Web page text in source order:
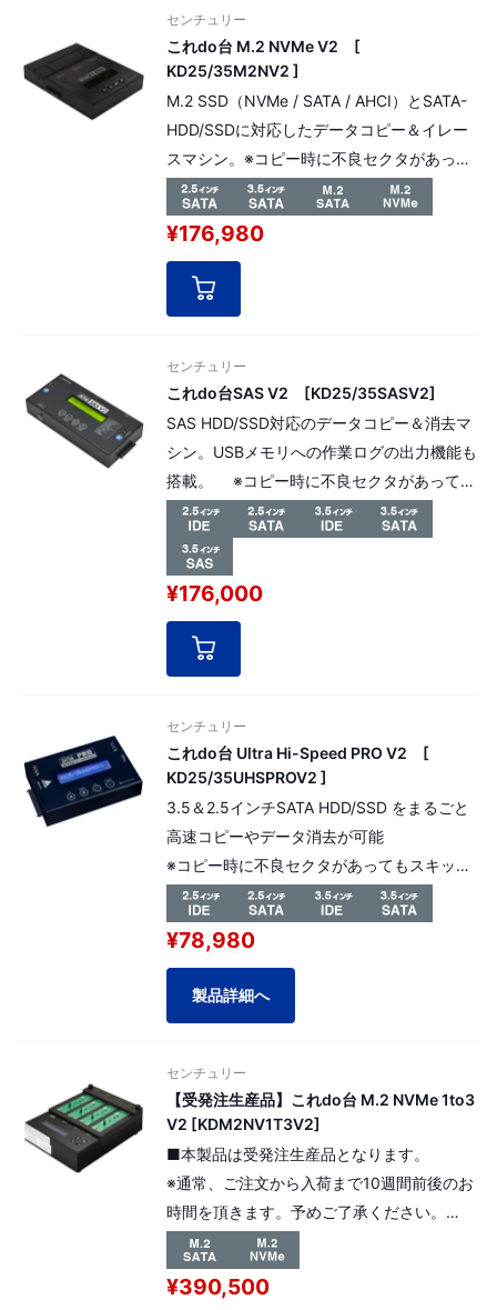
センチュリー
これdo台 M.2 NVMe V2 [
KD25/35M2NV2 ]
M.2 SSD（NVMe / SATA / AHCI）とSATA-
HDD/SSDに対応したデータコピー＆イレー
スマシン。※コピー時に不良セクタがあって
もスキップできるエラースキップ機能搭載。
¥176,980
センチュリー
これdo台SAS V2 [KD25/35SASV2]
SAS HDD/SSD対応のデータコピー＆消去マ
シン。USBメモリへの作業ログの出力機能も
搭載。 ※コピー時に不良セクタがあっても
スキップできるエラースキップ機能搭載。
¥176,000
センチュリー
これdo台 Ultra Hi-Speed PRO V2 [
KD25/35UHSPROV2 ]
3.5＆2.5インチSATA HDD/SSD をまるごと
高速コピーやデータ消去が可能
※コピー時に不良セクタがあってもスキップ
できるエラースキップ機能搭載。
「IDE ➡ SATA HDD変換アダプタ（KDA-
IDE）」が1個標準で付属しておりますので、
本製品は延長保証 選択可能商品です。
事によりプラス2年間の延長保証対応が可能
です。
¥78,980
製品詳細へ
センチュリー
【受発注生産品】これdo台 M.2 NVMe 1to3
V2 [KDM2NV1T3V2]
■本製品は受発注生産品となります。
※通常、ご注文から入荷まで10週間前後のお
時間を頂きます。予めご了承ください。
※また、調達開始時の部品状況/輸送便（船
便）状況により、納期幅がございます。
ご注文確認次第、改めて現時点での納期確
¥390,500